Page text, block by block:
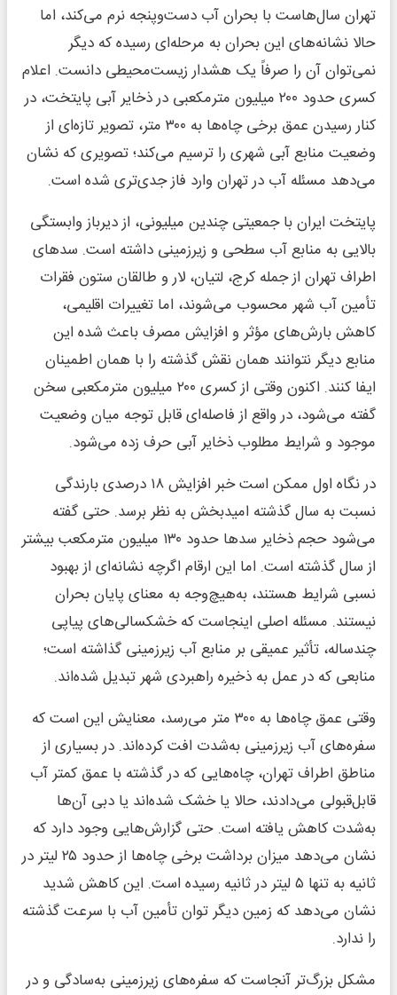
تهران سال‌هاست با بحران آب دست‌وپنجه نرم می‌کند، اما
حالا نشانه‌های این بحران به مرحله‌ای رسیده که دیگر
نمی‌توان آن را صرفاً یک هشدار زیست‌محیطی دانست. اعلام
کسری حدود ۲۰۰ میلیون مترمکعبی در ذخایر آبی پایتخت، در
کنار رسیدن عمق برخی چاه‌ها به ۳۰۰ متر، تصویر تازه‌ای از
وضعیت منابع آبی شهری را ترسیم می‌کند؛ تصویری که نشان
می‌دهد مسئله آب در تهران وارد فاز جدی‌تری شده است.
پایتخت ایران با جمعیتی چندین میلیونی، از دیرباز وابستگی
بالایی به منابع آب سطحی و زیرزمینی داشته است. سدهای
اطراف تهران از جمله کرج، لتیان، لار و طالقان ستون فقرات
تأمین آب شهر محسوب می‌شوند، اما تغییرات اقلیمی،
کاهش بارش‌های مؤثر و افزایش مصرف باعث شده این
منابع دیگر نتوانند همان نقش گذشته را با همان اطمینان
ایفا کنند. اکنون وقتی از کسری ۲۰۰ میلیون مترمکعبی سخن
گفته می‌شود، در واقع از فاصله‌ای قابل توجه میان وضعیت
موجود و شرایط مطلوب ذخایر آبی حرف زده می‌شود.
در نگاه اول ممکن است خبر افزایش ۱۸ درصدی بارندگی
نسبت به سال گذشته امیدبخش به نظر برسد. حتی گفته
می‌شود حجم ذخایر سدها حدود ۱۳۰ میلیون مترمکعب بیشتر
از سال گذشته است. اما این ارقام اگرچه نشانه‌ای از بهبود
نسبی شرایط هستند، به‌هیچ‌وجه به معنای پایان بحران
نیستند. مسئله اصلی اینجاست که خشکسالی‌های پیاپی
چندساله، تأثیر عمیقی بر منابع آب زیرزمینی گذاشته است؛
منابعی که در عمل به ذخیره راهبردی شهر تبدیل شده‌اند.
وقتی عمق چاه‌ها به ۳۰۰ متر می‌رسد، معنایش این است که
سفره‌های آب زیرزمینی به‌شدت افت کرده‌اند. در بسیاری از
مناطق اطراف تهران، چاه‌هایی که در گذشته با عمق کمتر آب
قابل‌قبولی می‌دادند، حالا یا خشک شده‌اند یا دبی آن‌ها
به‌شدت کاهش یافته است. حتی گزارش‌هایی وجود دارد که
نشان می‌دهد میزان برداشت برخی چاه‌ها از حدود ۲۵ لیتر در
ثانیه به تنها ۵ لیتر در ثانیه رسیده است. این کاهش شدید
نشان می‌دهد که زمین دیگر توان تأمین آب با سرعت گذشته
را ندارد.
مشکل بزرگ‌تر آنجاست که سفره‌های زیرزمینی به‌سادگی و در